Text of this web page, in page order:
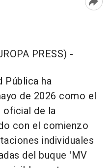
PRESS) -
Pública ha
de 2026 como el
oficial de la
con el comienzo
individuales
del buque 'MV